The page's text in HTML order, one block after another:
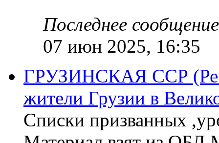
Последнее сообщение
07 июн 2025, 16:35
ГРУЗИНСКАЯ ССР
жители Грузии в
Списки призванных